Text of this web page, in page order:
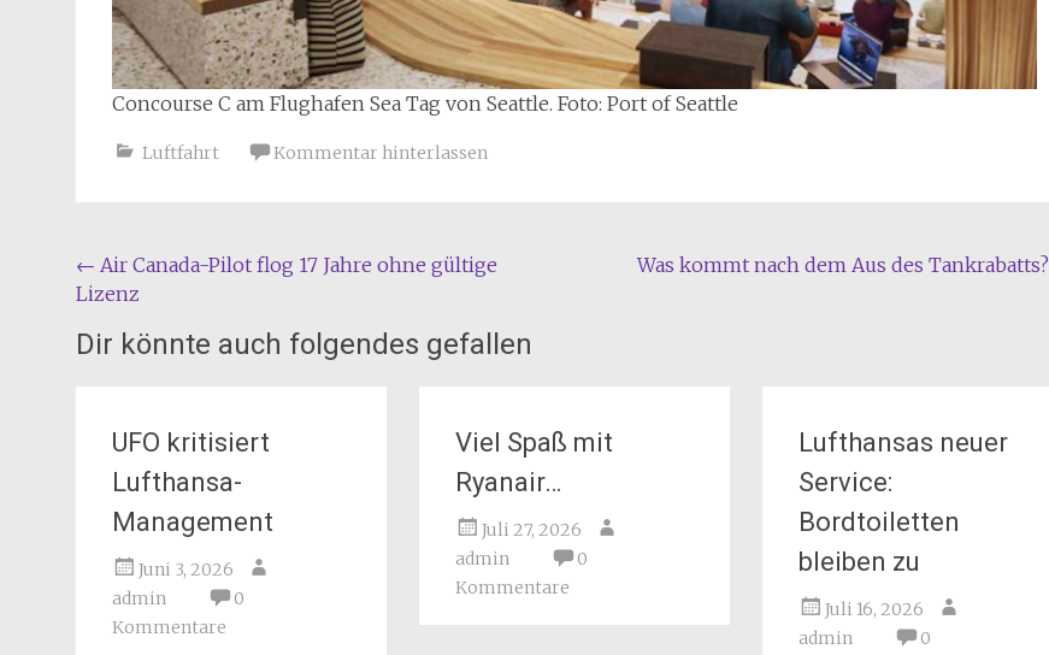
Concourse C am Flughafen Sea Tag von Seattle. Foto: Port of Seattle
Luftfahrt Kommentar hinterlassen
Beitragsnavigation
← Air Canada-Pilot flog 17 Jahre ohne gültige
Lizenz
Was kommt nach dem Aus des Tankrabatts?
Dir könnte auch folgendes gefallen
UFO kritisiert
Lufthansa-
Management
Juni 3, 2026
admin
0
Kommentare
Viel Spaß mit
Ryanair…
Juli 27, 2026
admin
0
Kommentare
Lufthansas neuer
Service:
Bordtoiletten
bleiben zu
Juli 16, 2026
admin
0